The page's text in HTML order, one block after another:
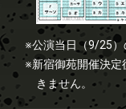
※公演当日（9/25）
※新宿御苑開催決
きません。